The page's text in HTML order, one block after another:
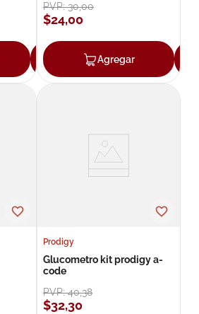
Agregar
PVP:30,00
$24,00
Agregar
Prodigy
Glucometro kit prodigy a-
code
PVP:40,38
$32,30